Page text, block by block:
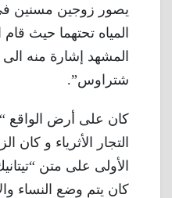
يصور زوجين مسنين في
المياه تحتهما حيث
المشهد إشارة منه الى
شتراوس”.
كان على أرض الواقع
التجار الأثرياء و
الأولى على متن
كان يتم وضع النساء